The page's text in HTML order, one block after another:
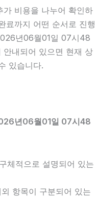
비용을 나누어 확인하
료까지 어떤 순서로 진행
년06월01일 07시48
내되어 있으면 현재 상
있습니다.
년06월01일 07시48
체적으로 설명되어 있는
항목이 구분되어 있는